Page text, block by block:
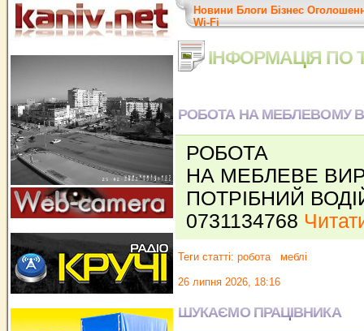
Новини Блоги Бізнес
Wi-Fi
ІНФОРМАЦІЯ ПО
РОБОТА НА МЕБЛЕВОМУ
РОБОТА
НА МЕБЛЕВЕ
ПОТРІБНИЙ
0731134768
Теги статті: робота меблі
26 липня 2026, 18:16
ШУКАЄМО ПРАЦІВНИКА